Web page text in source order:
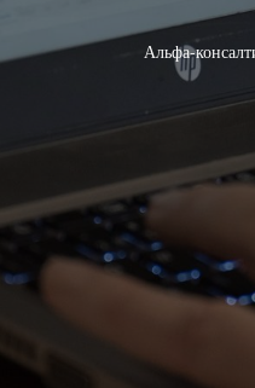
Альфа-